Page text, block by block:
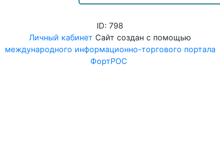
ID: 798
Личный кабинет Сайт создан с помощью
международного информационно-торгового портала
ФортРОС